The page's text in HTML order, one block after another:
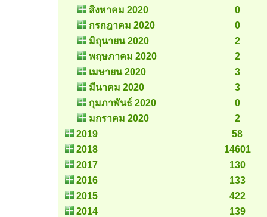
สิงหาคม 2020
0
กรกฎาคม 2020
0
มิถุนายน 2020
2
พฤษภาคม 2020
2
เมษายน 2020
3
มีนาคม 2020
3
กุมภาพันธ์ 2020
0
มกราคม 2020
2
2019
58
2018
14601
2017
130
2016
133
2015
422
2014
139